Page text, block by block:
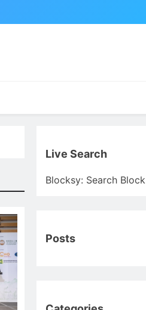
Live Search
Blocksy: Search Block
Posts